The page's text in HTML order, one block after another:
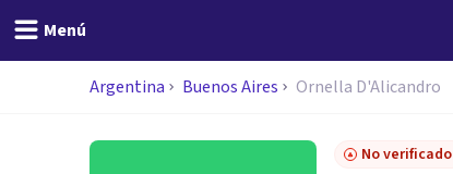
Menú
Argentina Buenos Aires Ornella D'Alicandro
No verificado